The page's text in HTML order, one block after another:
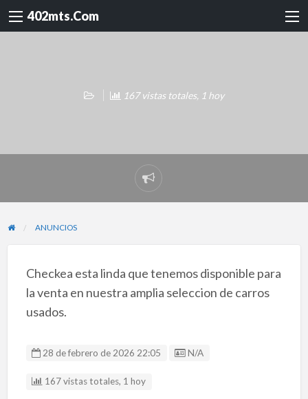
402mts.Com
167 vistas totales, 1 hoy
Reportar
problema
ANUNCIOS
Checkea esta linda que tenemos disponible para
la venta en nuestra amplia seleccion de carros
usados.
28 de febrero de 2026 22:05 Listing ID
N/A
167 vistas totales, 1 hoy